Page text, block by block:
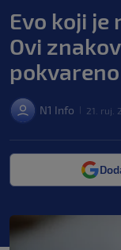
Evo koji
Ovi
pokvareno
N1 Info 21. ruj.